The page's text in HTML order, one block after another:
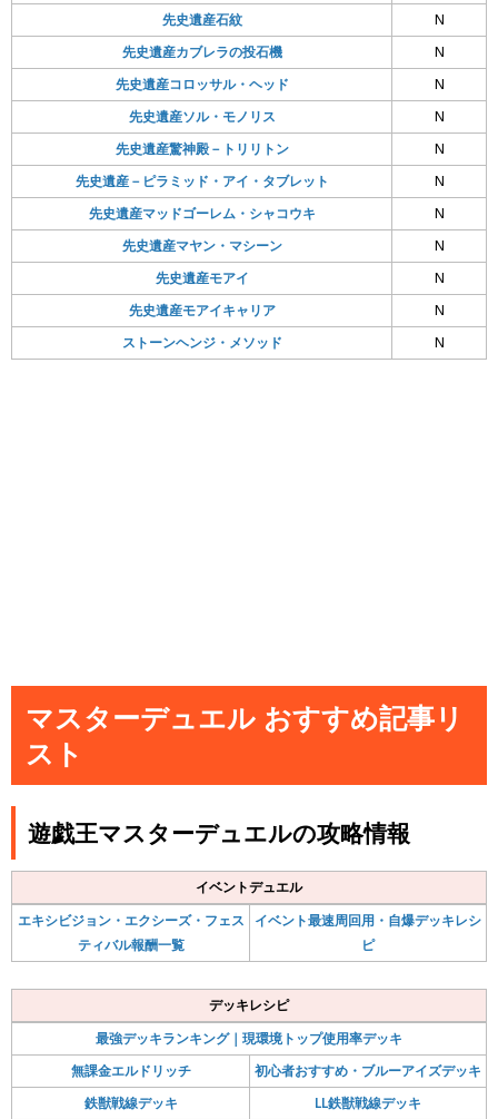
先史遺産石紋
N
先史遺産カブレラの投石機
N
先史遺産コロッサル・ヘッド
N
先史遺産ソル・モノリス
N
先史遺産驚神殿－トリリトン
N
先史遺産－ピラミッド・アイ・タブレット
N
先史遺産マッドゴーレム・シャコウキ
N
先史遺産マヤン・マシーン
N
先史遺産モアイ
N
先史遺産モアイキャリア
N
ストーンヘンジ・メソッド
N
マスターデュエル おすすめ記事リ
スト
遊戯王マスターデュエルの攻略情報
イベントデュエル
エキシビジョン・エクシーズ・フェス
ティバル報酬一覧
イベント最速周回用・自爆デッキレシ
ピ
デッキレシピ
最強デッキランキング｜現環境トップ使用率デッキ
無課金エルドリッチ
初心者おすすめ・ブルーアイズデッキ
鉄獣戦線デッキ
LL鉄獣戦線デッキ